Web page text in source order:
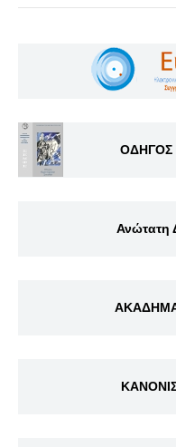
ΟΔΗΓΟΣ
Ανώτατη